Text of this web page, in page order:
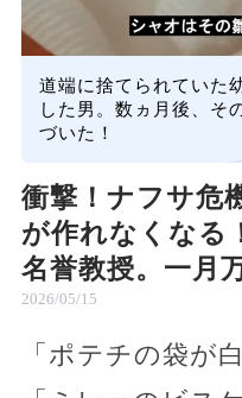
道端に捨てられていた
した男。数ヵ月後、そ
づいた！
衝撃！ナフサ危
が作れなくなる
名誉教授。一月
2026/05/15
「ポテチの袋が